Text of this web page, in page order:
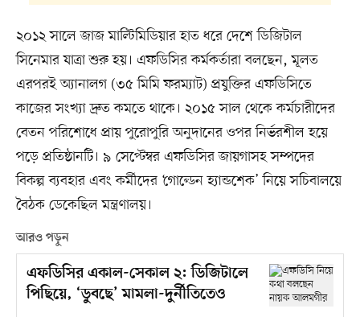
২০১২ সালে জাজ মাল্টিমিডিয়ার হাত ধরে দেশে ডিজিটাল
সিনেমার যাত্রা শুরু হয়। এফডিসির কর্মকর্তারা বলছেন, মূলত
এরপরই অ্যানালগ (৩৫ মিমি ফরম্যাট) প্রযুক্তির এফডিসিতে
কাজের সংখ্যা দ্রুত কমতে থাকে। ২০১৫ সাল থেকে কর্মচারীদের
বেতন পরিশোধে প্রায় পুরোপুরি অনুদানের ওপর নির্ভরশীল হয়ে
পড়ে প্রতিষ্ঠানটি। ৯ সেপ্টেম্বর এফডিসির জায়গাসহ সম্পদের
বিকল্প ব্যবহার এবং কর্মীদের ‘গোল্ডেন হ্যান্ডশেক’ নিয়ে সচিবালয়ে
বৈঠক ডেকেছিল মন্ত্রণালয়।
আরও পড়ুন
এফডিসির একাল-সেকাল ২: ডিজিটালে
পিছিয়ে, ‘ডুবছে’ মামলা-দুর্নীতিতেও